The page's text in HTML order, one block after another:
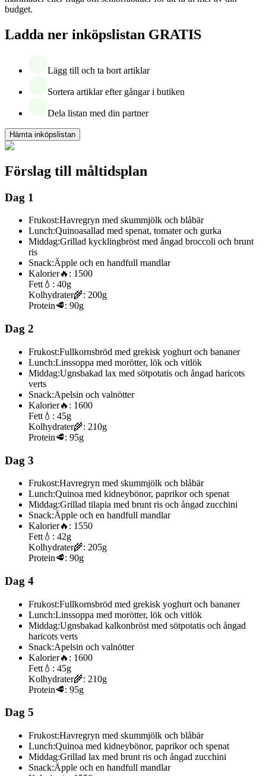
budget.
Ladda ner inköpslistan GRATIS
Lägg till och ta bort artiklar
Sortera artiklar efter gångar i butiken
Dela listan med din partner
Hämta inköpslistan
Förslag till måltidsplan
Dag 1
Frukost:Havregryn med skummjölk och blåbär
Lunch:Quinoasallad med spenat, tomater och gurka
Middag:Grillad kycklingbröst med ångad broccoli och brunt
ris
Snack:Äpple och en handfull mandlar
Kalorier🔥: 1500
Fett 💧: 40g
Kolhydrater🌾: 200g
Protein🥩: 90g
Dag 2
Frukost:Fullkornsbröd med grekisk yoghurt och bananer
Lunch:Linssoppa med morötter, lök och vitlök
Middag:Ugnsbakad lax med sötpotatis och ångad haricots
verts
Snack:Apelsin och valnötter
Kalorier🔥: 1600
Fett 💧: 45g
Kolhydrater🌾: 210g
Protein🥩: 95g
Dag 3
Frukost:Havregryn med skummjölk och blåbär
Lunch:Quinoa med kidneybönor, paprikor och spenat
Middag:Grillad tilapia med brunt ris och ångad zucchini
Snack:Äpple och en handfull mandlar
Kalorier🔥: 1550
Fett 💧: 42g
Kolhydrater🌾: 205g
Protein🥩: 90g
Dag 4
Frukost:Fullkornsbröd med grekisk yoghurt och bananer
Lunch:Linssoppa med morötter, lök och vitlök
Middag:Ugnsbakad kalkonbröst med sötpotatis och ångad
haricots verts
Snack:Apelsin och valnötter
Kalorier🔥: 1600
Fett 💧: 45g
Kolhydrater🌾: 210g
Protein🥩: 95g
Dag 5
Frukost:Havregryn med skummjölk och blåbär
Lunch:Quinoa med kidneybönor, paprikor och spenat
Middag:Grillad lax med brunt ris och ångad zucchini
Snack:Äpple och en handfull mandlar